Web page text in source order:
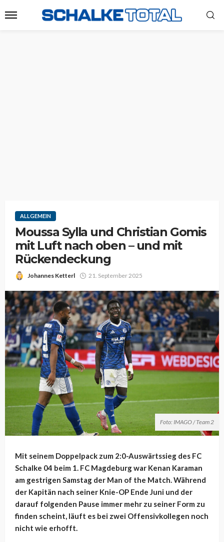
ALLGEMEIN
Moussa Sylla und Christian Gomis
mit Luft nach oben – und mit
Rückendeckung
Johannes Ketterl 21. September 2025
Foto: IMAGO / Team 2
Mit seinem Doppelpack zum 2:0-Auswärtssieg des FC
Schalke 04 beim 1. FC Magdeburg war Kenan Karaman
am gestrigen Samstag der Man of the Match. Während
der Kapitän nach seiner Knie-OP Ende Juni und der
darauf folgenden Pause immer mehr zu seiner Form zu
finden scheint, läuft es bei zwei Offensivkollegen noch
nicht wie erhofft.